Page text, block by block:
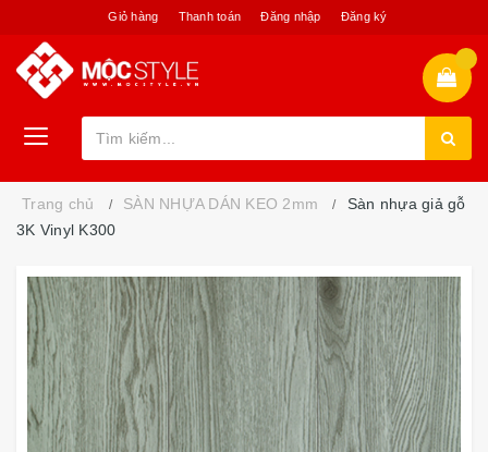
Giỏ hàng Thanh toán Đăng nhập Đăng ký
Trang chủ SÀN NHỰA DÁN KEO 2mm
Sàn nhựa giả gỗ
3K Vinyl K300